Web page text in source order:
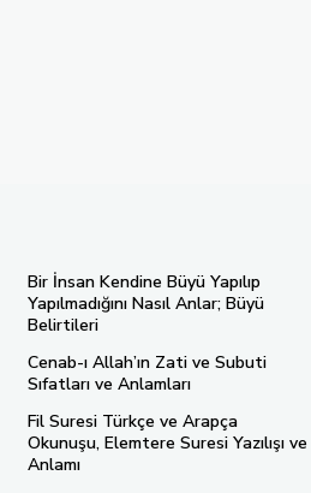
Bir İnsan Kendine Büyü Yapılıp
Yapılmadığını Nasıl Anlar; Büyü
Belirtileri
Cenab-ı Allah’ın Zati ve Subuti
Sıfatları ve Anlamları
Fil Suresi Türkçe ve Arapça
Okunuşu, Elemtere Suresi Yazılışı ve
Anlamı